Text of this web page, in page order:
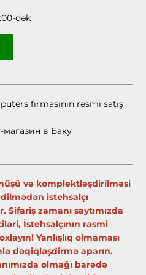
dək
firmasının rəsmi satış
в Баку
və komplektləşdirilməsi
istehsalçı
zamanı saytımızda
İstehsalçının rəsmi
Yanlışlıq olmaması
dəqiqləşdirmə aparın.
olmağı barədə